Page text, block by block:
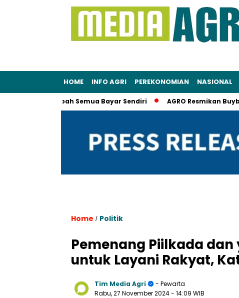
HOME INFO AGRI PEREKONOMIAN NASIONAL
Sumpah Semua Bayar Sendiri AGRO Resmikan Buyback
Home / Politik
Pemenang Piilkada
untuk Layani Rakyat,
Tim Media Agri
- Pewarta
Rabu, 27 November 2024- 14:09 WIB